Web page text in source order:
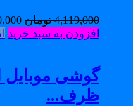
4,119,000 تومان
افزودن به سبد خرید
ظرف...